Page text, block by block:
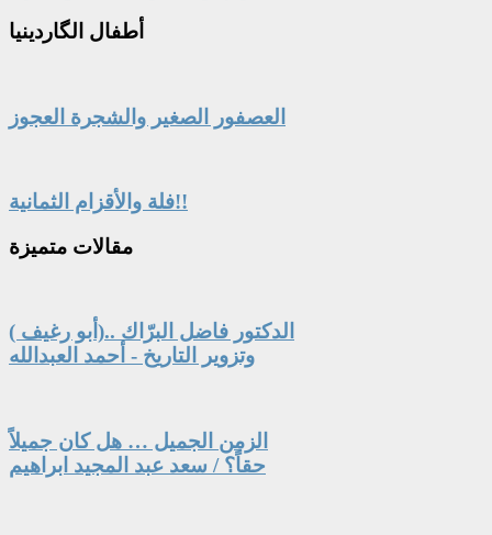
أطفال الگاردينيا
العصفور الصغير والشجرة العجوز
فلة والأقزام الثمانية!!
مقالات متميزة
الدكتور فاضل البرّاك ..(أبو رغيف )
وتزوير التاريخ - أحمد العبدالله
الزمن الجميل … هل كان جميلاً
حقاً؟ / سعد عبد المجيد ابراهيم